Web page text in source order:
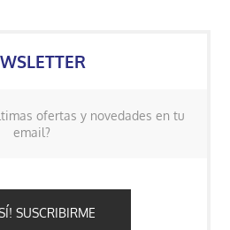
ofertas y novedades en tu
email?
SUSCRIBIRME